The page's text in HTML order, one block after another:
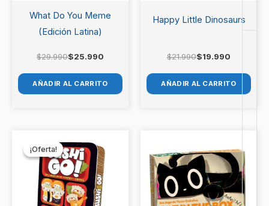
What Do You Meme
(Edición Latina)
$29.990$25.990
AÑADIR AL CARRITO
Happy Little Dinosaurs
$21.990$19.990
AÑADIR AL CARRITO
¡Oferta!
¡Oferta!
precio
original
era:
$12.990.
precio
actual
es:
$11.990.